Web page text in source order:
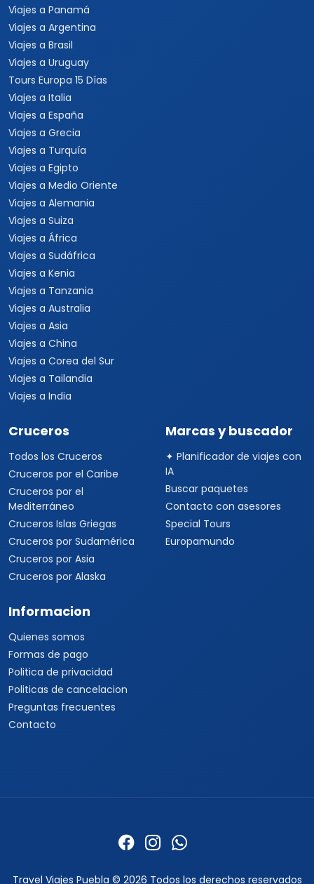
Viajes a Panamá
Viajes a Argentina
Viajes a Brasil
Viajes a Uruguay
Tours Europa 15 Días
Viajes a Italia
Viajes a España
Viajes a Grecia
Viajes a Turquía
Viajes a Egipto
Viajes a Medio Oriente
Viajes a Alemania
Viajes a Suiza
Viajes a África
Viajes a Sudáfrica
Viajes a Kenia
Viajes a Tanzania
Viajes a Australia
Viajes a Asia
Viajes a China
Viajes a Corea del Sur
Viajes a Tailandia
Viajes a India
Cruceros
Todos los Cruceros
Cruceros por el Caribe
Cruceros por el
Mediterráneo
Cruceros Islas Griegas
Cruceros por Sudamérica
Cruceros por Asia
Cruceros por Alaska
Marcas y buscador
✦ Planificador de viajes con
IA
Buscar paquetes
Contacto con asesores
Special Tours
Europamundo
Informacion
Quienes somos
Formas de pago
Politica de privacidad
Politicas de cancelacion
Preguntas frecuentes
Contacto
Travel Viajes Puebla © 2026 Todos los derechos reservados